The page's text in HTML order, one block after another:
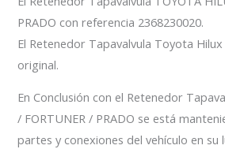
PRADO con referencia 2368230020.
El Retenedor Tapavalvula Toyota Hilux
original.
En Conclusión con el Retenedor
/ FORTUNER / PRADO se está
partes y conexiones del vehículo en su